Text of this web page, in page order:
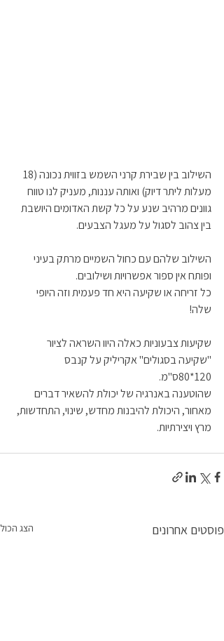
מעלות ליתר דיוק) ואותה עננות, מעניק לנו טווח
גוונים מרהיב שנע על כל קשת האדומים היושבת
בין צהוב לסגול על מעגל הצבעים.
השילוב שלהם עם כחול השמיים מרתק בעיני
ופותח אין ספור אפשרויות ושילובים.
כל זריחה או שקיעה היא חד פעמית וזה היופי
שלה!
שקיעות צבעוניות כאלה היוו השראה לציור
"שקיעה בסגולים" אקריליק על קנבס
120*80ס"מ.
שהוטענה באנרגיה של יכולת להשאיר דברים
מאחור, היכולת להיבנות מחדש, שינוי, התחדשות,
מרץ ויצירתיות.
פוסטים אחרונים הצג הכול